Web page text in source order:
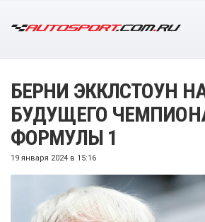
БЕРНИ ЭККЛСТОУН
БУДУЩЕГО
ФОРМУЛЫ 1
19 января 2024 в 15:16